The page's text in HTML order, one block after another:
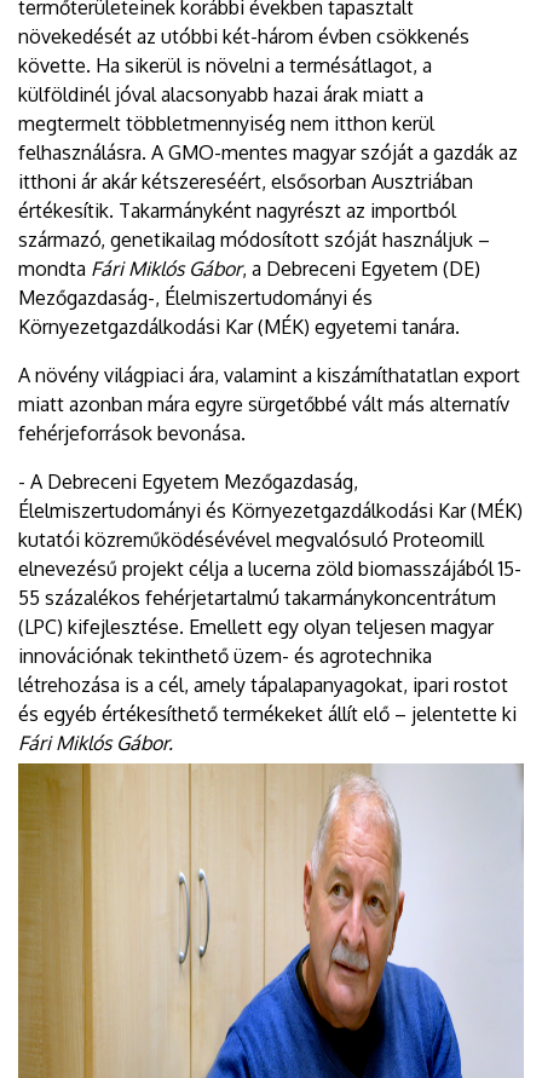
termőterületeinek korábbi években tapasztalt
növekedését az utóbbi két-három évben csökkenés
követte. Ha sikerül is növelni a termésátlagot, a
külföldinél jóval alacsonyabb hazai árak miatt a
megtermelt többletmennyiség nem itthon kerül
felhasználásra. A GMO-mentes magyar szóját a gazdák az
itthoni ár akár kétszereséért, elsősorban Ausztriában
értékesítik. Takarmányként nagyrészt az importból
származó, genetikailag módosított szóját használjuk –
mondta Fári Miklós Gábor, a Debreceni Egyetem (DE)
Mezőgazdaság-, Élelmiszertudományi és
Környezetgazdálkodási Kar (MÉK) egyetemi tanára.
A növény világpiaci ára, valamint a kiszámíthatatlan export
miatt azonban mára egyre sürgetőbbé vált más alternatív
fehérjeforrások bevonása.
- A Debreceni Egyetem Mezőgazdaság,
Élelmiszertudományi és Környezetgazdálkodási Kar (MÉK)
kutatói közreműködésévével megvalósuló Proteomill
elnevezésű projekt célja a lucerna zöld biomasszájából 15-
55 százalékos fehérjetartalmú takarmánykoncentrátum
(LPC) kifejlesztése. Emellett egy olyan teljesen magyar
innovációnak tekinthető üzem- és agrotechnika
létrehozása is a cél, amely tápalapanyagokat, ipari rostot
és egyéb értékesíthető termékeket állít elő – jelentette ki
Fári Miklós Gábor.